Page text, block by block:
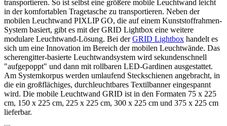
transportieren. So ist selbst eine größere mobile Leuchtwand leicht
in der komfortablen Tragetasche zu transportieren. Neben der
mobilen Leuchtwand PIXLIP GO, die auf einem Kunststoffrahmen-
System basiert, gibt es mit der GRID Lightbox eine weitere
modulare Leuchtwand-Lösung. Bei derGRID Lightbox handelt es
sich um eine Innovation im Bereich der mobilen Leuchtwände. Das
scherengitter-basierte Leuchtwandsystem wird sekundenschnell
"aufgepoppt" und dann mit rollbaren LED-Gardinen ausgestattet.
Am Systemkorpus werden umlaufend Steckschienen angebracht, in
die ein großflächiges, durchleuchtbares Textilbanner eingespannt
wird. Die mobile Leuchtwand GRID ist in den Formaten 75 x 225
cm, 150 x 225 cm, 225 x 225 cm, 300 x 225 cm und 375 x 225 cm
lieferbar.